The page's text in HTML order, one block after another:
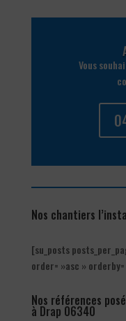
Vous
Nos chantiers
[su_posts
order= »asc »
Nos références
à Drap 06340